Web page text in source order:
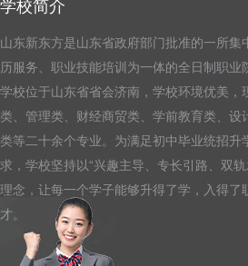
学校简介
山东新东方是山东省政府部门批准的一所集
历服务、职业技能培训为一体的全日制职业
学校位于山东省省会济南，学校环境优美，
类、管理类、财经商贸类、学前教育类、设
类等二十余个专业。为满足初中毕业统招升
求，学校坚持以“兴趣主导、专长引路、双轨
理念，让每一个学子能够升得了学，入得了
才。